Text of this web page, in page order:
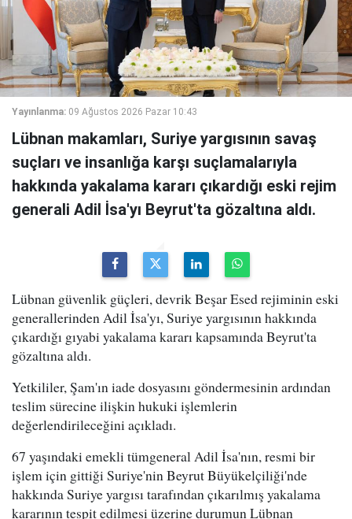
Yayınlanma: 09 Ağustos 2026 Pazar 10:43
Lübnan makamları, Suriye yargısının savaş
suçları ve insanlığa karşı suçlamalarıyla
hakkında yakalama kararı çıkardığı eski rejim
generali Adil İsa'yı Beyrut'ta gözaltına aldı.
Lübnan güvenlik güçleri, devrik Beşar Esed rejiminin eski
generallerinden Adil İsa'yı, Suriye yargısının hakkında
çıkardığı gıyabi yakalama kararı kapsamında Beyrut'ta
gözaltına aldı.
Yetkililer, Şam'ın iade dosyasını göndermesinin ardından
teslim sürecine ilişkin hukuki işlemlerin
değerlendirileceğini açıkladı.
67 yaşındaki emekli tümgeneral Adil İsa'nın, resmi bir
işlem için gittiği Suriye'nin Beyrut Büyükelçiliği'nde
hakkında Suriye yargısı tarafından çıkarılmış yakalama
kararının tespit edilmesi üzerine durumun Lübnan